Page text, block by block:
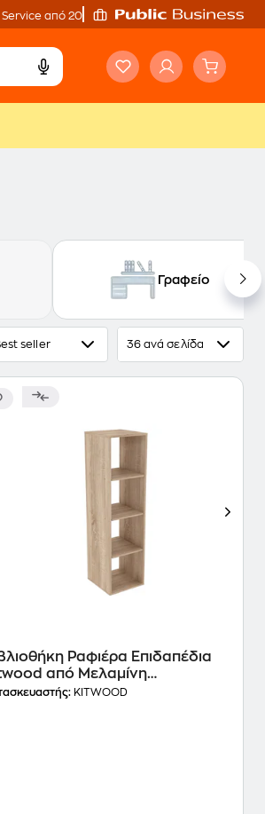
Service από 20'
Γραφείο
seller 36 ανά σελίδα
Ραφιέρα Επιδαπέδια
από Μελαμίνη
- Sonoma/Δρυς
KITWOOD